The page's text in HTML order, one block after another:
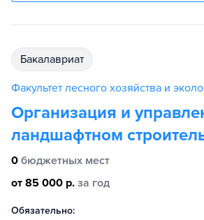
бакалавриат
Факультет лесного хозяйства и
Организация и
ландшафтном
0 бюджетных мест
от 85 000 р. за год
Обязательно: